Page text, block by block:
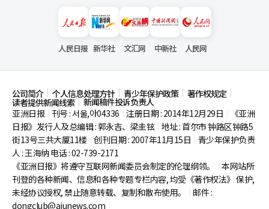
人民日报 新华社 文汇网 中新社 人民网
公司简介 个人信息处理方针 青少年保护政策 著作权规定
读者提供新闻线索
新闻稿件投诉负责人
亚洲日报
刊号 : 서울,아04336 注册日期 : 2014年12月29日
《亚洲
日报》发行人及总编辑 : 郭永吉、梁圭铉 地址 : 首尔市钟路区钟路5
街13号三共大厦11楼 创刊日期 : 2007年11月15日
青少年保护负责
人 : 王海纳 电话 : 02-739-2171
《亚洲日报》将遵守互联网新闻委员会制定的伦理纲领。
本网站所
刊登的各种新闻、信息和各种专题专栏内容, 均受《著作权法》 保护,
未经协议授权, 禁止随意转载、复制和散布使用。
邮件 :
dongclub@ajunews.com